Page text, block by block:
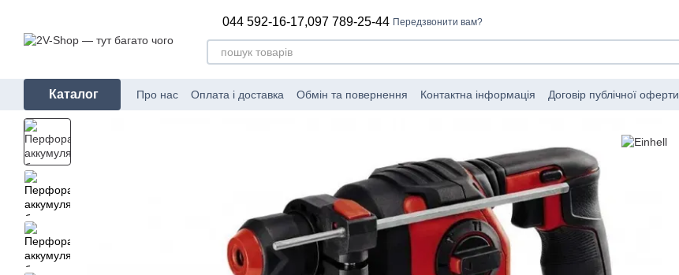
044 592-16-17,097 789-25-44 Передзвонити вам?
Каталог Про нас Оплата і доставка Обмін та повернення Контактна інформація Договір публічної оферти